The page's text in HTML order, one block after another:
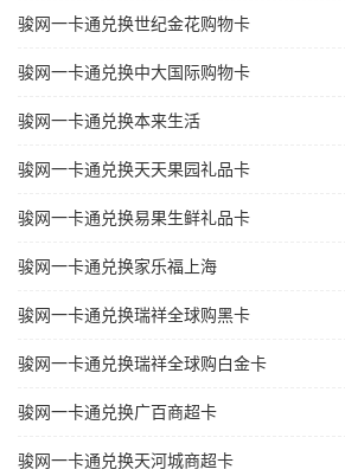
骏网一卡通兑换世纪金花购物卡
骏网一卡通兑换中大国际购物卡
骏网一卡通兑换本来生活
骏网一卡通兑换天天果园礼品卡
骏网一卡通兑换易果生鲜礼品卡
骏网一卡通兑换家乐福上海
骏网一卡通兑换瑞祥全球购黑卡
骏网一卡通兑换瑞祥全球购白金卡
骏网一卡通兑换广百商超卡
骏网一卡通兑换天河城商超卡